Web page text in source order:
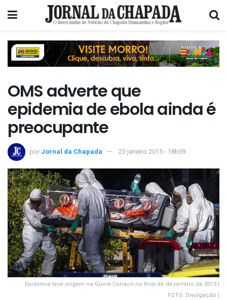
OMS adverte que
epidemia de ebola ainda é
preocupante
por Jornal da Chapada 23 janeiro 2015 - 18h59
Epidemia teve origem na Guiné-Conacri no final de dezembro de 2013 |
FOTO: Divulgação |